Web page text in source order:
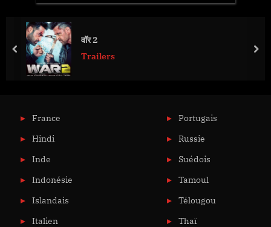
वॉर 2
Trailers
prev
France
Hindi
Inde
Indonésie
Islandais
Italien
Portugais
Russie
Suédois
Tamoul
Télougou
Thaï